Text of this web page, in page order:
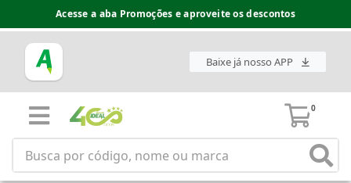
Acesse a aba Promoções e aproveite os descontos
Baixe já nosso APP
0